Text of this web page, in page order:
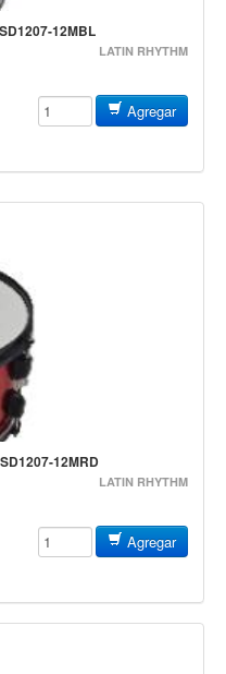
12MBL
LATIN RHYTHM
Agregar
12MRD
LATIN RHYTHM
Agregar